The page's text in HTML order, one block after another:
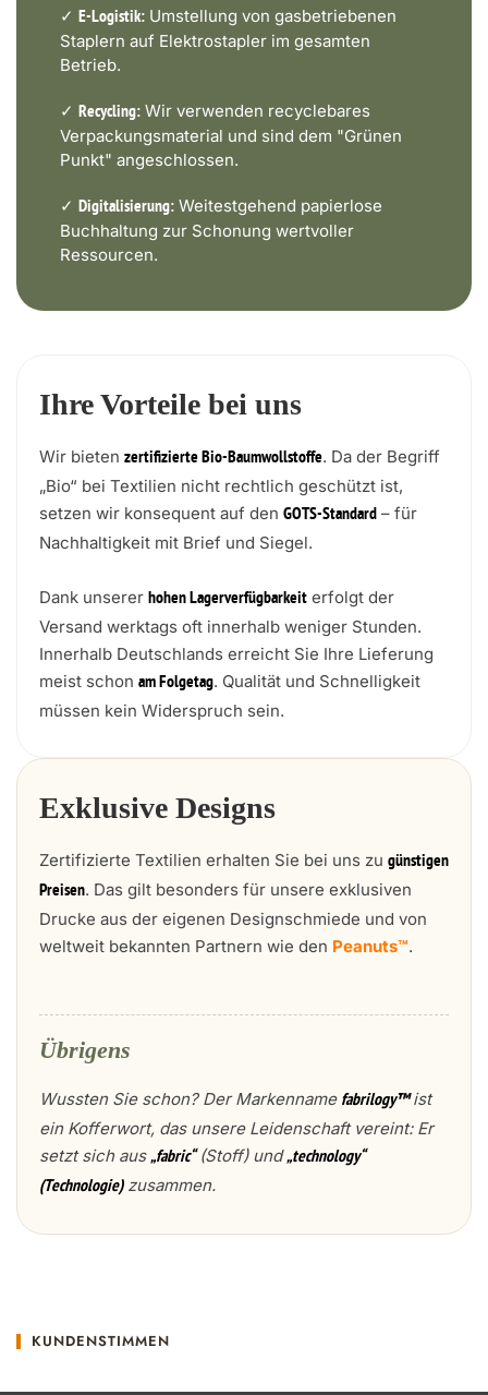
✓ E-Logistik: Umstellung von gasbetriebenen
Staplern auf Elektrostapler im gesamten
Betrieb.
✓ Recycling: Wir verwenden recyclebares
Verpackungsmaterial und sind dem "Grünen
Punkt" angeschlossen.
✓ Digitalisierung: Weitestgehend papierlose
Buchhaltung zur Schonung wertvoller
Ressourcen.
Ihre Vorteile bei uns
Wir bieten zertifizierte Bio-Baumwollstoffe. Da der Begriff
„Bio“ bei Textilien nicht rechtlich geschützt ist,
setzen wir konsequent auf den GOTS-Standard – für
Nachhaltigkeit mit Brief und Siegel.
Dank unserer hohen Lagerverfügbarkeit erfolgt der
Versand werktags oft innerhalb weniger Stunden.
Innerhalb Deutschlands erreicht Sie Ihre Lieferung
meist schon am Folgetag. Qualität und Schnelligkeit
müssen kein Widerspruch sein.
Exklusive Designs
Zertifizierte Textilien erhalten Sie bei uns zu günstigen
Preisen. Das gilt besonders für unsere exklusiven
Drucke aus der eigenen Designschmiede und von
weltweit bekannten Partnern wie den Peanuts™.
Übrigens
Wussten Sie schon? Der Markenname fabrilogy™ist
ein Kofferwort, das unsere Leidenschaft vereint: Er
setzt sich aus„fabric“(Stoff) und„technology“
(Technologie)zusammen.
KUNDENSTIMMEN